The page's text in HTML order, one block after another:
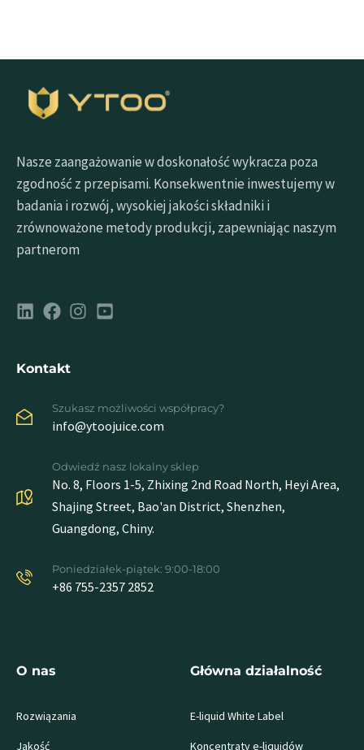
Nasze zaangażowanie w doskonałość wykracza poza
zgodność z przepisami. Konsekwentnie inwestujemy w
badania i rozwój, wysokiej jakości składniki i
zrównoważone metody produkcji, zapewniając naszym
partnerom
Kontakt
Szukasz możliwości współpracy?
info@ytoojuice.com
Odwiedź nasz lokalny sklep
No. 8, Floors 1-5, Zhixing 2nd Road North, Heyi Area,
Shajing Street, Bao'an District, Shenzhen,
Guangdong, Chiny.
Poniedziałek-piątek: 9:00-18:00
+86 755-2357 2852
O nas
Rozwiązania
Jakość
Główna działalność
E-liquid White Label
Koncentraty e-liquidów